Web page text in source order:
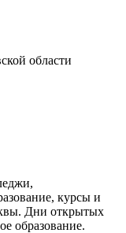
области
курсы и
Дни открытых
образование.